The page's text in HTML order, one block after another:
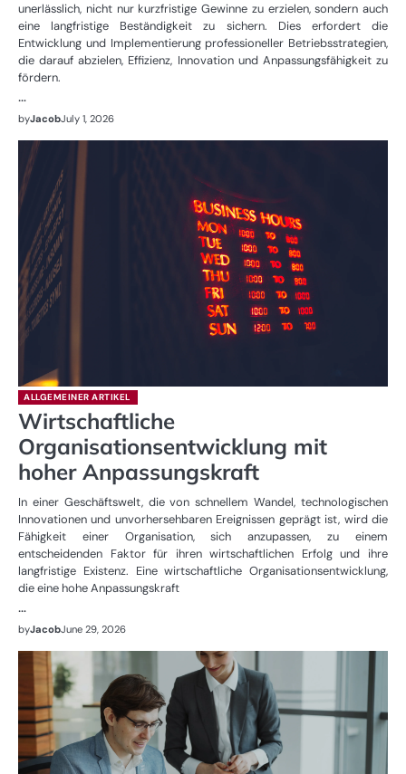
unerlässlich, nicht nur kurzfristige Gewinne zu erzielen, sondern auch
eine langfristige Beständigkeit zu sichern. Dies erfordert die
Entwicklung und Implementierung professioneller Betriebsstrategien,
die darauf abzielen, Effizienz, Innovation und Anpassungsfähigkeit zu
fördern.
…
byJacobJuly 1, 2026
ALLGEMEINER ARTIKEL
Wirtschaftliche
Organisationsentwicklung mit
hoher Anpassungskraft
In einer Geschäftswelt, die von schnellem Wandel, technologischen
Innovationen und unvorhersehbaren Ereignissen geprägt ist, wird die
Fähigkeit einer Organisation, sich anzupassen, zu einem
entscheidenden Faktor für ihren wirtschaftlichen Erfolg und ihre
langfristige Existenz. Eine wirtschaftliche Organisationsentwicklung,
die eine hohe Anpassungskraft
…
byJacobJune 29, 2026